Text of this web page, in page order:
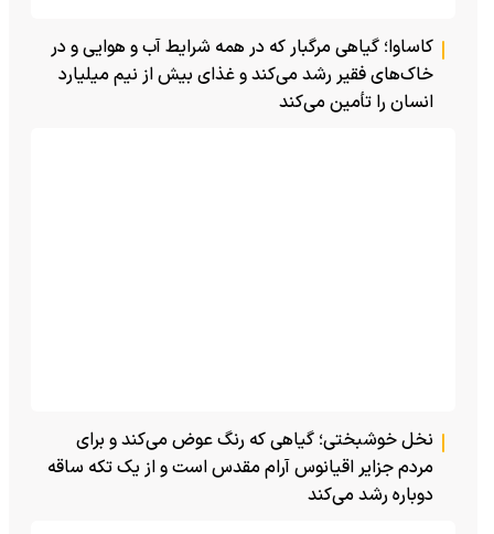
کاساوا؛ گیاهی مرگبار که در همه شرایط آب و هوایی و در
خاک‌های فقیر رشد می‌کند و غذای بیش از نیم میلیارد
انسان را تأمین می‌کند
نخل خوشبختی؛ گیاهی که رنگ عوض می‌کند و برای
مردم جزایر اقیانوس آرام مقدس است و از یک تکه ساقه
دوباره رشد می‌کند